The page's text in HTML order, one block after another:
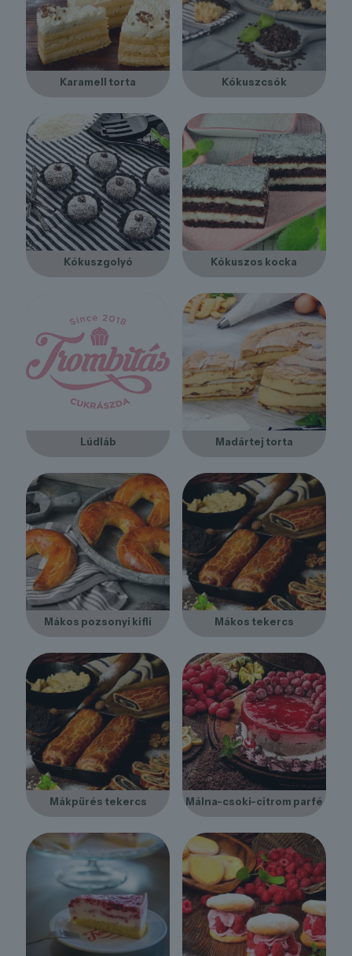
Karamell torta Kókuszcsók
Kókuszgolyó Kókuszos kocka
Lúdláb Madártej torta
Mákos pozsonyi kifli Mákos tekercs
Mákpürés tekercs Málna-csoki-citrom parfé